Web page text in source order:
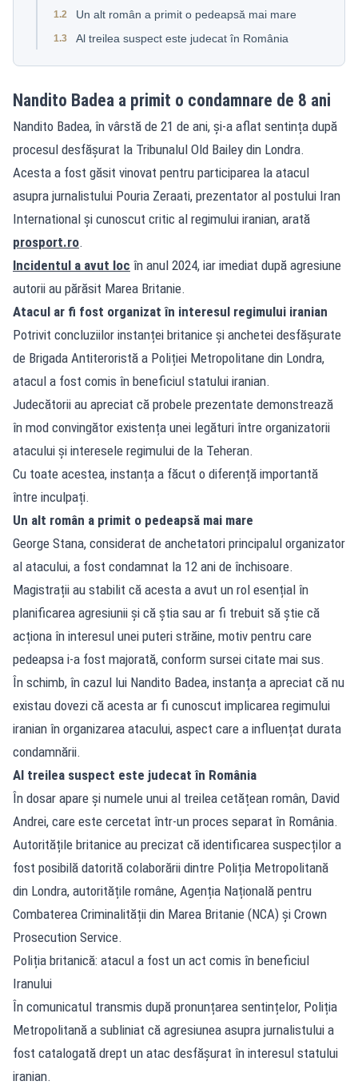
1.2 Un alt român a primit o pedeapsă mai mare
1.3 Al treilea suspect este judecat în România
Nandito Badea a primit o condamnare de 8 ani
Nandito Badea, în vârstă de 21 de ani, și-a aflat sentința după
procesul desfășurat la Tribunalul Old Bailey din Londra.
Acesta a fost găsit vinovat pentru participarea la atacul
asupra jurnalistului Pouria Zeraati, prezentator al postului Iran
International și cunoscut critic al regimului iranian, arată
prosport.ro.
Incidentul a avut loc în anul 2024, iar imediat după agresiune
autorii au părăsit Marea Britanie.
Atacul ar fi fost organizat în interesul regimului iranian
Potrivit concluziilor instanței britanice și anchetei desfășurate
de Brigada Antiteroristă a Poliției Metropolitane din Londra,
atacul a fost comis în beneficiul statului iranian.
Judecătorii au apreciat că probele prezentate demonstrează
în mod convingător existența unei legături între organizatorii
atacului și interesele regimului de la Teheran.
Cu toate acestea, instanța a făcut o diferență importantă
între inculpați.
Un alt român a primit o pedeapsă mai mare
George Stana, considerat de anchetatori principalul organizator
al atacului, a fost condamnat la 12 ani de închisoare.
Magistrații au stabilit că acesta a avut un rol esențial în
planificarea agresiunii și că știa sau ar fi trebuit să știe că
acționa în interesul unei puteri străine, motiv pentru care
pedeapsa i-a fost majorată, conform sursei citate mai sus.
În schimb, în cazul lui Nandito Badea, instanța a apreciat că nu
existau dovezi că acesta ar fi cunoscut implicarea regimului
iranian în organizarea atacului, aspect care a influențat durata
condamnării.
Al treilea suspect este judecat în România
În dosar apare și numele unui al treilea cetățean român, David
Andrei, care este cercetat într-un proces separat în România.
Autoritățile britanice au precizat că identificarea suspecților a
fost posibilă datorită colaborării dintre Poliția Metropolitană
din Londra, autoritățile române, Agenția Națională pentru
Combaterea Criminalității din Marea Britanie (NCA) și Crown
Prosecution Service.
Poliția britanică: atacul a fost un act comis în beneficiul
Iranului
În comunicatul transmis după pronunțarea sentințelor, Poliția
Metropolitană a subliniat că agresiunea asupra jurnalistului a
fost catalogată drept un atac desfășurat în interesul statului
iranian.